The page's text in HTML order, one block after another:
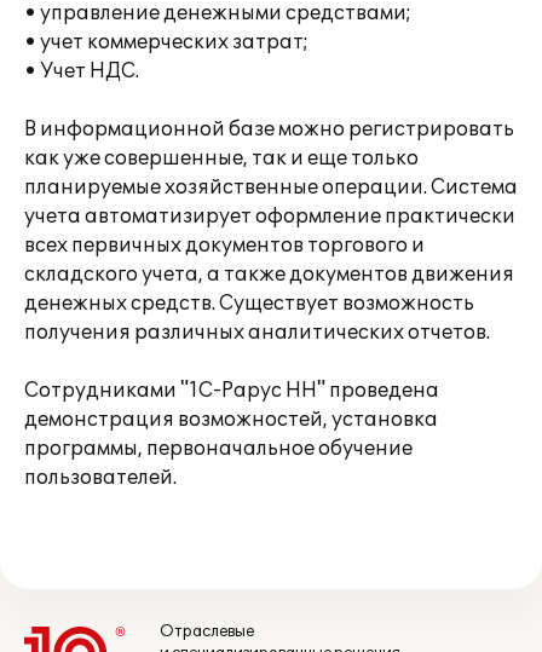
• управление денежными средствами;
• учет коммерческих затрат;
• Учет НДС.
В информационной базе можно регистрировать
как уже совершенные, так и еще только
планируемые хозяйственные операции. Система
учета автоматизирует оформление практически
всех первичных документов торгового и
складского учета, а также документов движения
денежных средств. Существует возможность
получения различных аналитических отчетов.
Сотрудниками "1С-Рарус НН" проведена
демонстрация возможностей, установка
программы, первоначальное обучение
пользователей.
Отраслевые